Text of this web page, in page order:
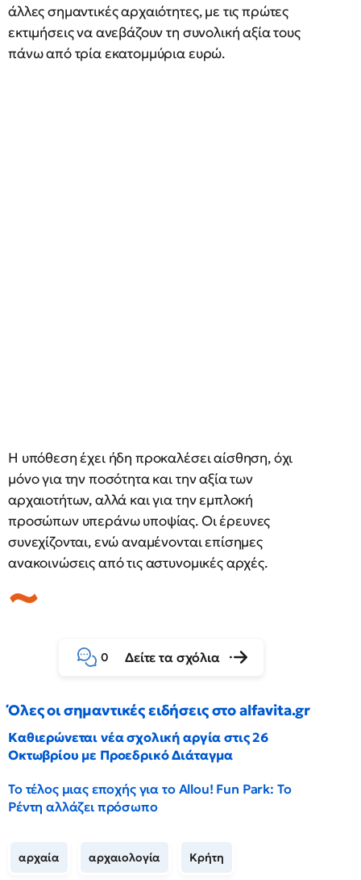
άλλες σημαντικές αρχαιότητες, με τις πρώτες
εκτιμήσεις να ανεβάζουν τη συνολική αξία τους
πάνω από τρία εκατομμύρια ευρώ.
Η υπόθεση έχει ήδη προκαλέσει αίσθηση, όχι
μόνο για την ποσότητα και την αξία των
αρχαιοτήτων, αλλά και για την εμπλοκή
προσώπων υπεράνω υποψίας. Οι έρευνες
συνεχίζονται, ενώ αναμένονται επίσημες
ανακοινώσεις από τις αστυνομικές αρχές.
0 Δείτε τα σχόλια
Όλες οι σημαντικές ειδήσεις στο alfavita.gr
Καθιερώνεται νέα σχολική αργία στις 26
Οκτωβρίου με Προεδρικό Διάταγμα
Το τέλος μιας εποχής για το Allou! Fun Park: Το
Ρέντη αλλάζει πρόσωπο
αρχαία αρχαιολογία Κρήτη